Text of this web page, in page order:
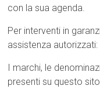
con la sua agenda.
Per interventi in
assistenza autorizzati:
I marchi, le
presenti su questo